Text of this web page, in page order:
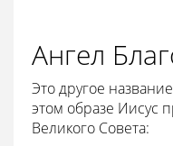
Ангел
Это другое
этом образе Иисус
Великого Совета: